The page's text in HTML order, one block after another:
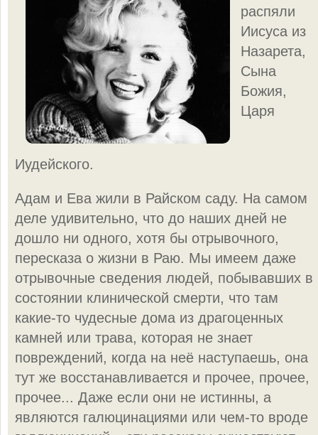
распяли
Иисуса из
Назарета,
Сына
Божия,
Царя
Иудейского.
Адам и Ева жили в Райском саду. На самом
деле удивительно, что до наших дней не
дошло ни одного, хотя бы отрывочного,
пересказа о жизни в Раю. Мы имеем даже
отрывочные сведения людей, побывавших в
состоянии клинической смерти, что там
какие-то чудесные дома из драгоценных
камней или трава, которая не знает
повреждений, когда на неё наступаешь, она
тут же восстанавливается и прочее, прочее,
прочее... Даже если они не истинны, а
являются галюцинациями или чем-то вроде